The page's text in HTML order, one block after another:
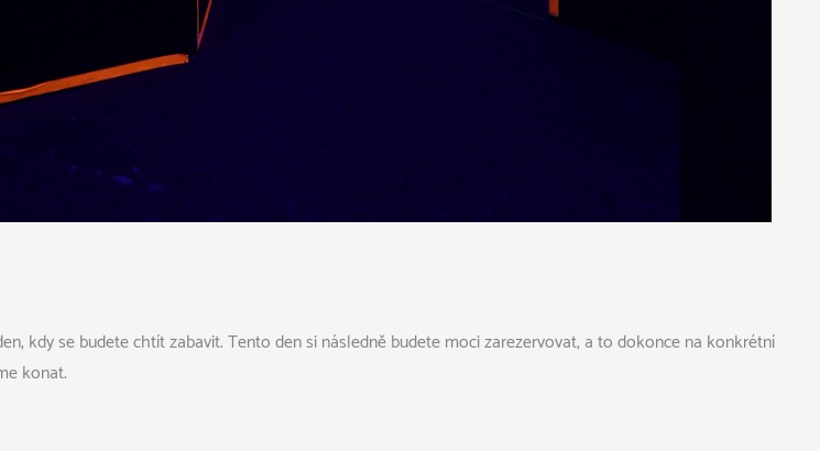
kdy se budete chtít zabavit. Tento den si následně budete moci zarezervovat, a to dokonce na konkrétní
konat.